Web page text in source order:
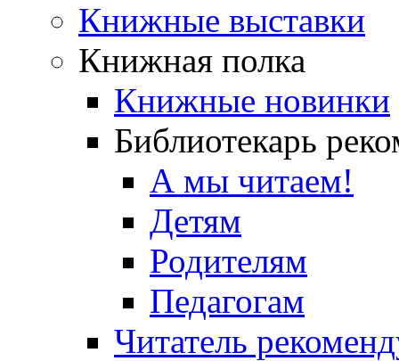
Книжные выставки
Книжная полка
Книжные новинки
Библиотекарь
А мы читаем!
Детям
Родителям
Педагогам
Читатель